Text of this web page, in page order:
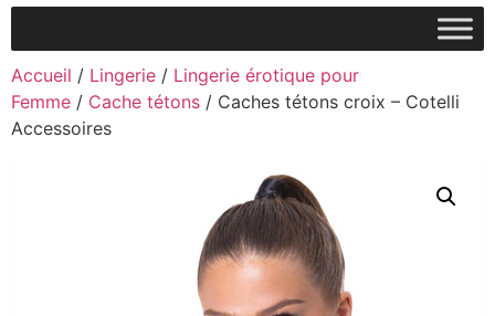
Accueil / Lingerie / Lingerie érotique pour
Femme / Cache tétons / Caches tétons croix – Cotelli
Accessoires